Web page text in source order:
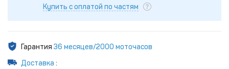
Купить с оплатой по частям
Гарантия 36 месяцев/2000 моточасов
Доставка :